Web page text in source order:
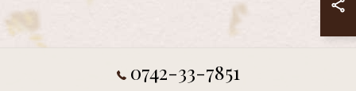
0742-33-7851